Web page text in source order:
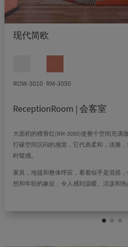
现代简欧
ROW-3010 RM-3050
ReceptionRoom | 会客室
大面积的檀香红(RM-3050)使整个空间充满
打破空间沉闷的感觉，它代表柔和，淡雅
时髦感。
家具，地毯和整体呼应，看着似乎是混搭
想和年轻的象征，令人感到温暖、活泼和热